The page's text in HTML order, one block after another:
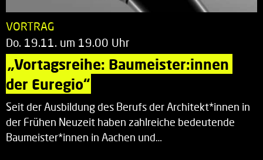
VORTRAG
Do. 19.11. um 19.00 Uhr
„Vortagsreihe: Baumeister:innen
der Euregio“
Seit der Ausbildung des Berufs der Architekt*innen in
der Frühen Neuzeit haben zahlreiche bedeutende
Baumeister*innen in Aachen und…